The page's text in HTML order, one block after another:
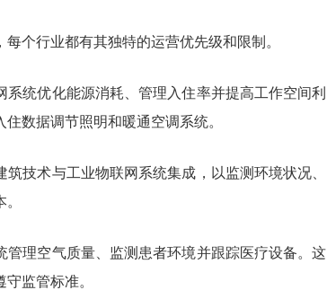
个行业都有其独特的运营优先级和限制。
系统优化能源消耗、管理入住率并提高工作空间利
数据调节照明和暖通空调系统。
筑技术与工业物联网系统集成，以监测环境状况、
管理空气质量、监测患者环境并跟踪医疗设备。这
监管标准。